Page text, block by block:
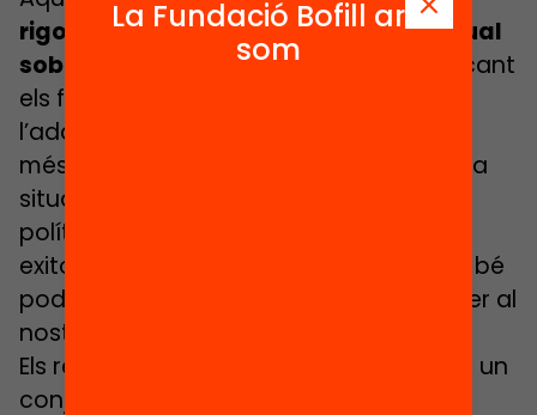
rigorosa i accessible a la recerca actual
sobre com s’aprèn a llegir
, tot identificant
els factors clau que condicionen
l’adquisició de la comprensió lectora. A
més a més, fa una anàlisi detallada de la
situació a Catalunya i examina algunes
polítiques públiques que han resultat
exitoses a d’altres països del mon i que bé
podrien inspirar estratègies efectives per al
nostre país.
Els resultats de l’estudi permeten traçar un
conjunt de propostes concretes —
La Fundació Bofill ara
som